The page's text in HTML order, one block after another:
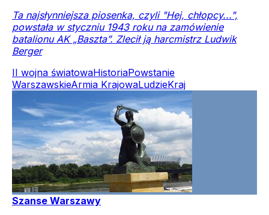
Ta najsłynniejsza piosenka, czyli "Hej, chłopcy...",
powstała w styczniu 1943 roku na zamówienie
batalionu AK „Baszta”. Zlecił ją harcmistrz Ludwik
Berger
II wojna światowaHistoriaPowstanie
WarszawskieArmia KrajowaLudzieKraj
Szanse Warszawy